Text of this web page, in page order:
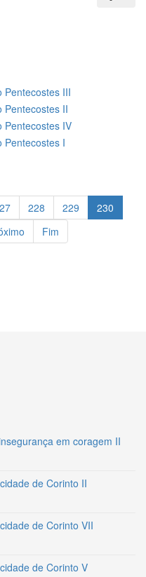
Pentecostes III
Pentecostes II
Pentecostes IV
Pentecostes I
228 229
230
Fim
em coragem II
de Corinto II
de Corinto VII
de Corinto V